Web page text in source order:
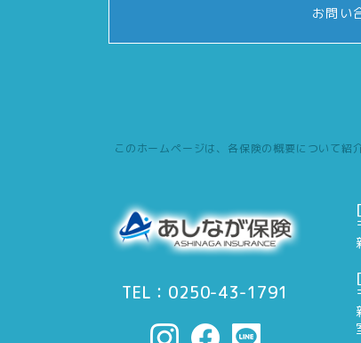
お問い
このホームページは、各保険の概要について
TEL：0250-43-1791